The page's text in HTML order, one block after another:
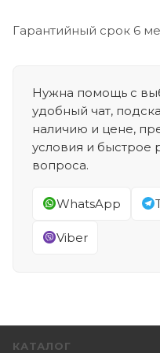
Гарантийный срок 6
Нужна помощь с
удобный чат,
наличию и цене,
условия и
вопроса.
WhatsApp
Viber
КАТАЛОГ